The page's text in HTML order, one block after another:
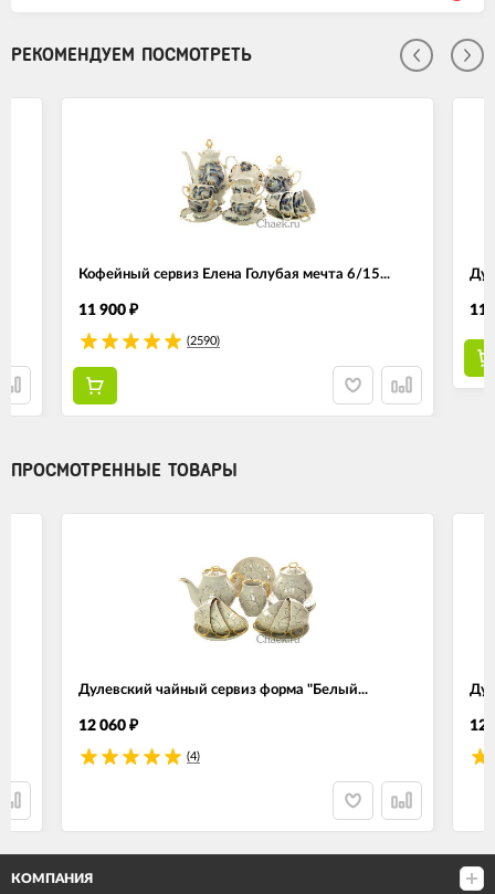
РЕКОМЕНДУЕМ ПОСМОТРЕТЬ
Кофейный сервиз Елена Голубая мечта 6/15...
11 900 ₽
(2590)
11
ПРОСМОТРЕННЫЕ ТОВАРЫ
Дулевский чайный сервиз форма "Белый...
12 060 ₽
(4)
12
КОМПАНИЯ